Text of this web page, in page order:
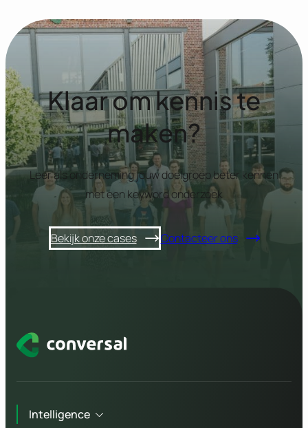
Klaar om kennis te
maken?
Leer als onderneming jouw doelgroep beter kennen
met een keyword onderzoek
Bekijk onze cases Contacteer ons
Intelligence